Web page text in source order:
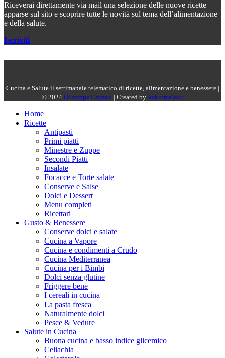
Riceverai direttamente via mail una selezione delle nuove ricette
apparse sul sito e scoprire tutte le novità sul tema dell’alimentazione
e della salute.
Iscriviti
Cucina e Salute il settimanale telematico di ricette, alimentazione e benessere |
© 2024 Giuseppe Capano | Created byAchromeWeb
Home
Ricette
Antipasti
Primi piatti
Minestre e Zuppe
Secondi Piatti
Insalate
Focacce e Torte salate
Conserve e Salse
Dolci e Dessert
Menu completi
Ricettari
Gusto & Benessere
Conserve dolci e salate
Cucina a Vapore
Cucina e condimenti a Crudo
Cucina Mediterranea
Cucina per i Bimbi
Dolci senza glutine
Friggere bene
I cereali in cucina
La pasta fresca
Naturalmente dolci
Pesce & Vedure
Salute in Cucina
Buona cucina e basso indice glicemico
Celiachia